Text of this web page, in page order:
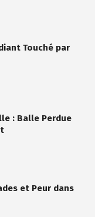
Touché par
: Balle Perdue
et Peur dans